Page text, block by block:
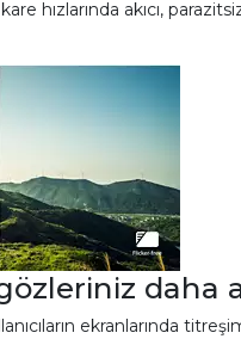
akıcı, parazitsiz
daha
ekranlarında